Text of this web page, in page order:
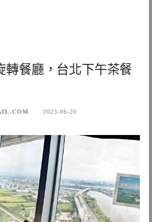
轉餐廳，台北下午茶餐
2023-06-20